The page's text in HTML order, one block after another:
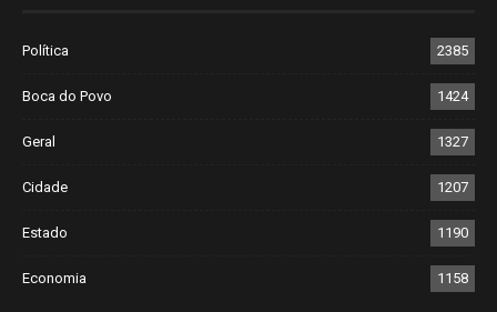
Política 2385
Boca do Povo 1424
Geral 1327
Cidade 1207
Estado 1190
Economia 1158